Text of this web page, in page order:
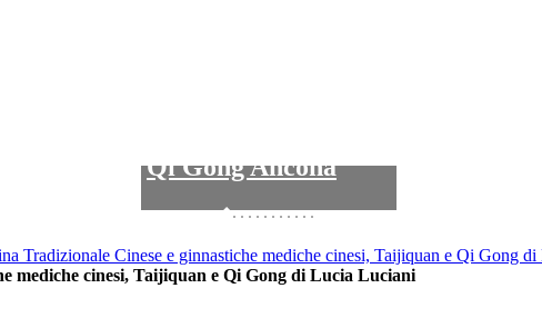
Qi Gong Ancona
mediche cinesi, Taijiquan e Qi Gong di Lucia Luciani